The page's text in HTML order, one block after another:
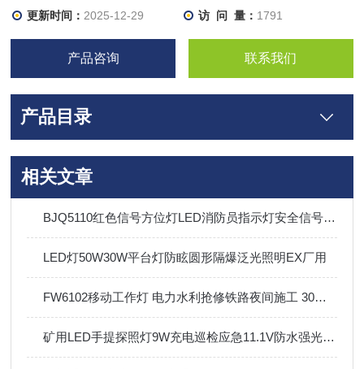
更新时间： 2025-12-29 访 问 量： 1791
产品咨询 联系我们
产品目录
相关文章
BJQ5110红色信号方位灯LED消防员指示灯安全信号灯磁吸信号灯
LED灯50W30W平台灯防眩圆形隔爆泛光照明EX厂用
FW6102移动工作灯 电力水利抢修铁路夜间施工 30W聚光款
矿用LED手提探照灯9W充电巡检应急11.1V防水强光手电筒